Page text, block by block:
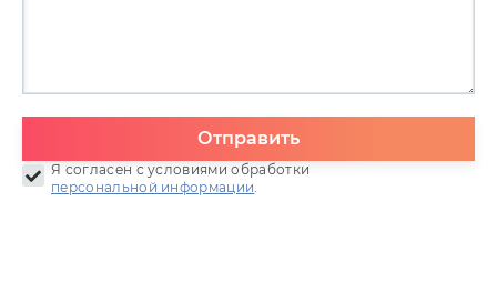
Отправить
Я согласен с условиями обработки
персональной информации